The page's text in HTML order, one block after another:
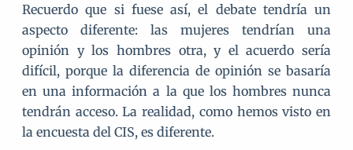
Recuerdo que si fuese así, el debate tendría un
aspecto diferente: las mujeres tendrían una
opinión y los hombres otra, y el acuerdo sería
difícil, porque la diferencia de opinión se basaría
en una información a la que los hombres nunca
tendrán acceso. La realidad, como hemos visto en
la encuesta del CIS, es diferente.